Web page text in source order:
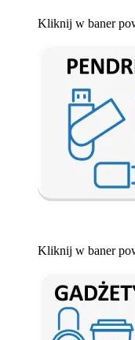
Kliknij w baner
Kliknij w baner